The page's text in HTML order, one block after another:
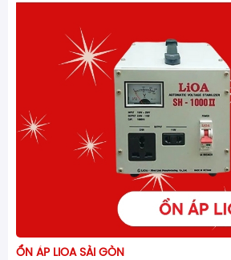
ỔN ÁP LIOA SÀI GÒN